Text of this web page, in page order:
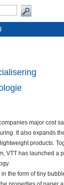
major cost
It also expands
products.
VTT has launched a
the form of tiny